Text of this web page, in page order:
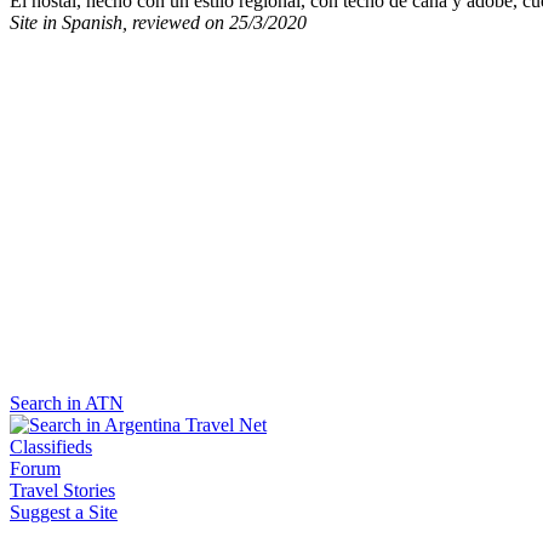
Site in Spanish, reviewed on 25/3/2020
Search in ATN
Classifieds
Forum
Travel Stories
Suggest a Site